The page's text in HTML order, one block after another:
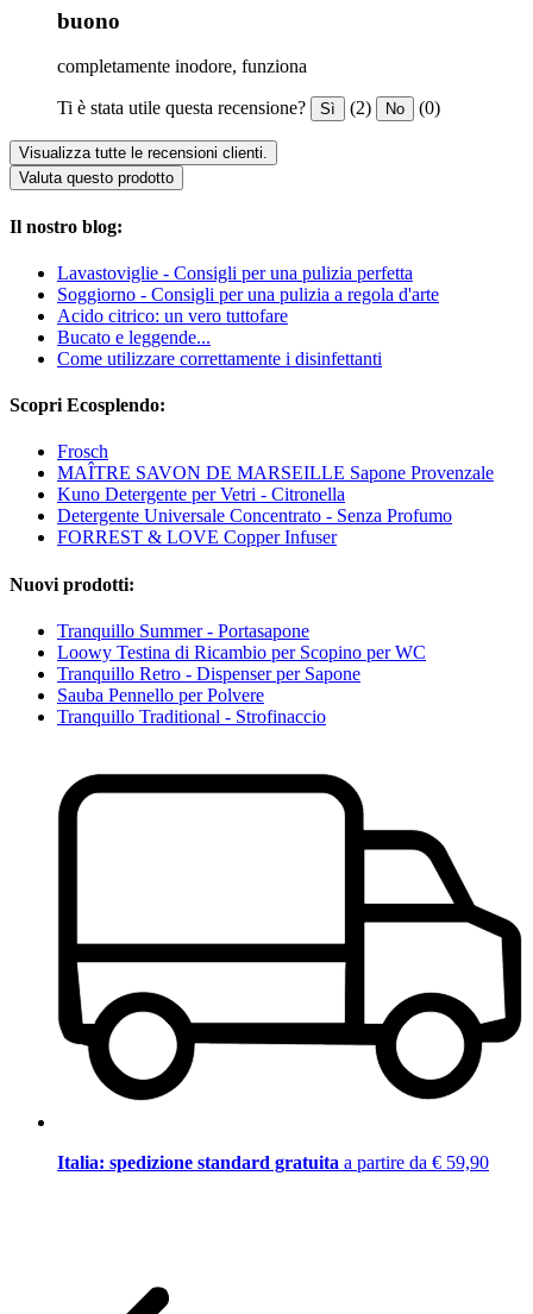
buono
completamente inodore, funziona
Ti è stata utile questa recensione? Sì (2) No (0)
Visualizza tutte le recensioni clienti.
Valuta questo prodotto
Il nostro blog:
Lavastoviglie - Consigli per una pulizia perfetta
Soggiorno - Consigli per una pulizia a regola d'arte
Acido citrico: un vero tuttofare
Bucato e leggende...
Come utilizzare correttamente i disinfettanti
Scopri Ecosplendo:
Frosch
MAÎTRE SAVON DE MARSEILLE Sapone Provenzale
Kuno Detergente per Vetri - Citronella
Detergente Universale Concentrato - Senza Profumo
FORREST & LOVE Copper Infuser
Nuovi prodotti:
Tranquillo Summer - Portasapone
Loowy Testina di Ricambio per Scopino per WC
Tranquillo Retro - Dispenser per Sapone
Sauba Pennello per Polvere
Tranquillo Traditional - Strofinaccio
Italia: spedizione standard gratuita a partire da € 59,90